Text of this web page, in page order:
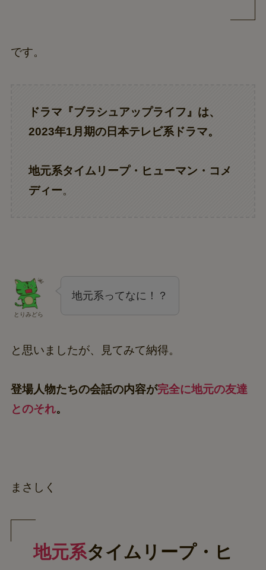
です。
ドラマ『ブラシュアップライフ』は、
2023年1月期の日本テレビ系ドラマ。
地元系タイムリープ・ヒューマン・コメ
ディー。
とりみどら
地元系ってなに！？
と思いましたが、見てみて納得。
登場人物たちの会話の内容が完全に地元の友達
とのそれ。
まさしく
地元系タイムリープ・ヒ